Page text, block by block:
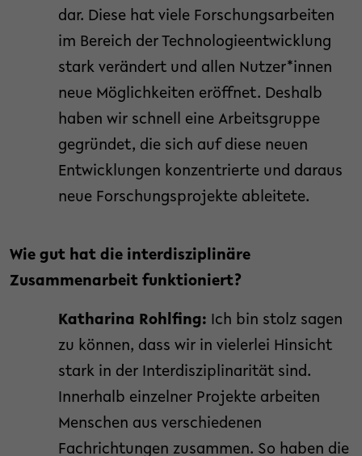
dar. Diese hat viele Forschungsarbeiten
im Bereich der Technologieentwicklung
stark verändert und allen Nutzer*innen
neue Möglichkeiten eröffnet. Deshalb
haben wir schnell eine Arbeitsgruppe
gegründet, die sich auf diese neuen
Entwicklungen konzentrierte und daraus
neue Forschungsprojekte ableitete.
Wie gut hat die interdisziplinäre
Zusammenarbeit funktioniert?
Katharina Rohlfing: Ich bin stolz sagen
zu können, dass wir in vielerlei Hinsicht
stark in der Interdisziplinarität sind.
Innerhalb einzelner Projekte arbeiten
Menschen aus verschiedenen
Fachrichtungen zusammen. So haben die